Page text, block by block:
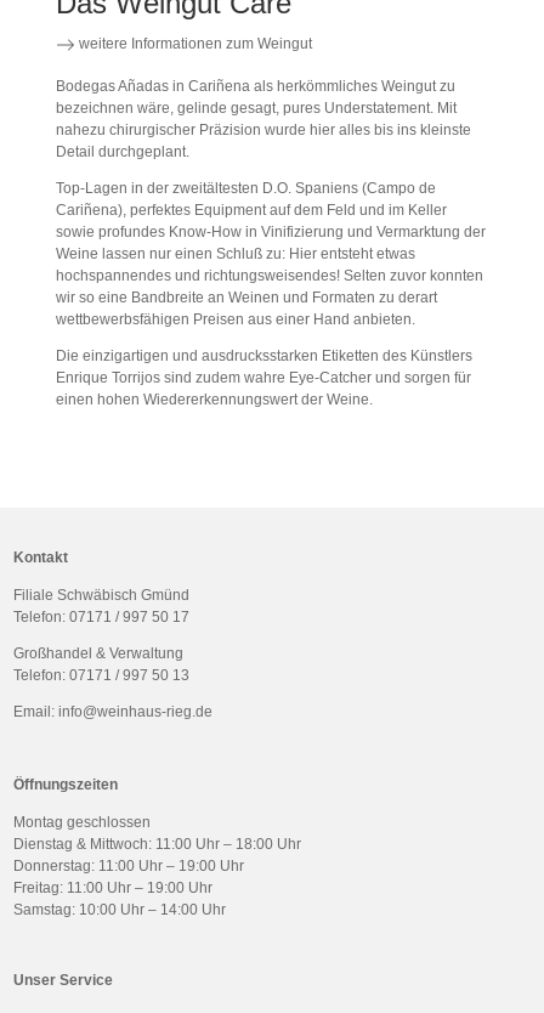
weitere Informationen zum Weingut
Bodegas Añadas in Cariñena als herkömmliches Weingut zu
bezeichnen wäre, gelinde gesagt, pures Understatement. Mit
nahezu chirurgischer Präzision wurde hier alles bis ins kleinste
Detail durchgeplant.
Top-Lagen in der zweitältesten D.O. Spaniens (Campo de
Cariñena), perfektes Equipment auf dem Feld und im Keller
sowie profundes Know-How in Vinifizierung und Vermarktung der
Weine lassen nur einen Schluß zu: Hier entsteht etwas
hochspannendes und richtungsweisendes! Selten zuvor konnten
wir so eine Bandbreite an Weinen und Formaten zu derart
wettbewerbsfähigen Preisen aus einer Hand anbieten.
Die einzigartigen und ausdrucksstarken Etiketten des Künstlers
Enrique Torrijos sind zudem wahre Eye-Catcher und sorgen für
einen hohen Wiedererkennungswert der Weine.
Kontakt
Filiale Schwäbisch Gmünd
Telefon: 07171 / 997 50 17
Großhandel & Verwaltung
Telefon: 07171 / 997 50 13
Email: info@weinhaus-rieg.de
Öffnungszeiten
Montag geschlossen
Dienstag & Mittwoch: 11:00 Uhr – 18:00 Uhr
Donnerstag: 11:00 Uhr – 19:00 Uhr
Freitag: 11:00 Uhr – 19:00 Uhr
Samstag: 10:00 Uhr – 14:00 Uhr
Unser Service